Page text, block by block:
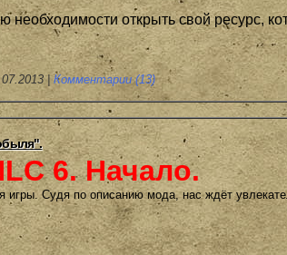
необходимости открыть свой ресурс,
| Комментарии (13)
6. Начало.
Судя по описанию мода, нас ждёт